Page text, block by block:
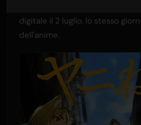
digitale il 2 luglio, lo stesso
dell'anime.